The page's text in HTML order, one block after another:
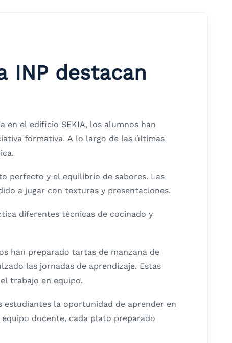
INP destacan
en el edificio SEKIA, los alumnos han
formativa. A lo largo de las últimas
perfecto y el equilibrio de sabores. Las
a jugar con texturas y presentaciones.
diferentes técnicas de cocinado y
han preparado tartas de manzana de
las jornadas de aprendizaje. Estas
trabajo en equipo.
estudiantes la oportunidad de aprender en
docente, cada plato preparado